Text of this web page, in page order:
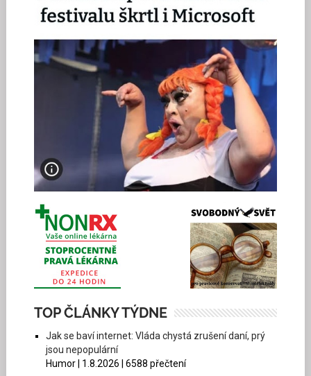
TOP ČLÁNKY TÝDNE
Jak se baví internet: Vláda chystá zrušení daní, prý
jsou nepopulární
Humor | 1.8.2026 | 6588 přečtení